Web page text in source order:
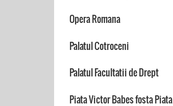
Opera Romana
Palatul Cotroceni
Palatul Facultatii de Drept
Piata Victor Babes fosta Piata